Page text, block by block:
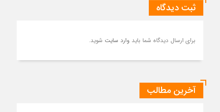
ثبت دیدگاه
برای ارسال دیدگاه شما باید وارد سایت شوید.
آخرین مطالب